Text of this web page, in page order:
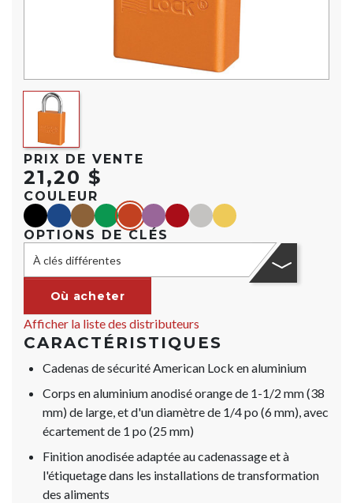
PRIX DE VENTE
21,20 $
COULEUR
blackblueMarrongreenorangepurplered Argentyellow
OPTIONS DE CLÉS
À clés différentes
Où acheter
Afficher la liste des distributeurs
CARACTÉRISTIQUES
Cadenas de sécurité American Lock en aluminium
Corps en aluminium anodisé orange de 1-1/2 mm (38
mm) de large, et d'un diamètre de 1/4 po (6 mm), avec
écartement de 1 po (25 mm)
Finition anodisée adaptée au cadenassage et à
l'étiquetage dans les installations de transformation
des aliments